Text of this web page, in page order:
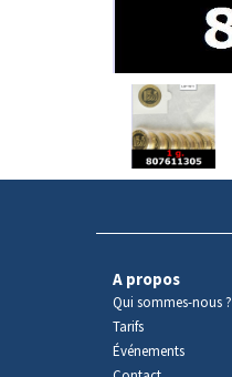
Avers
produit
A propos
Qui sommes-nous ?
Tarifs
Événements